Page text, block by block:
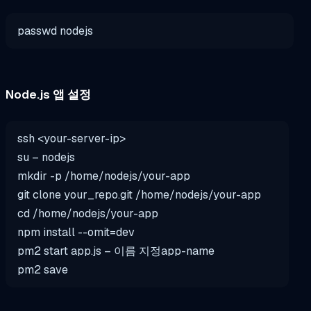
passwd nodejs
Node.js 앱 설정
ssh <your-server-ip>
su – nodejs
mkdir -p /home/nodejs/your-app
git clone your_repo.git /home/nodejs/your-app
cd /home/nodejs/your-app
npm install --omit=dev
pm2 startapp.js – 이름 지정app-name
pm2save